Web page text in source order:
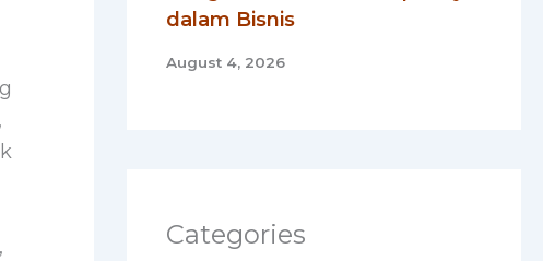
dalam Bisnis
August 4, 2026
Categories